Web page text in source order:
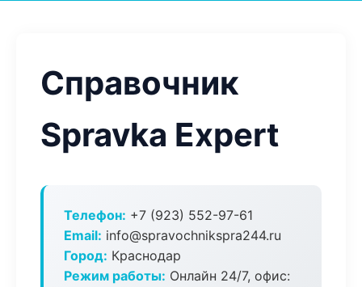
Справочник
Spravka Expert
Телефон: +7 (923) 552-97-61
Email: info@spravochnikspra244.ru
Город: Краснодар
Режим работы: Онлайн 24/7, офис: